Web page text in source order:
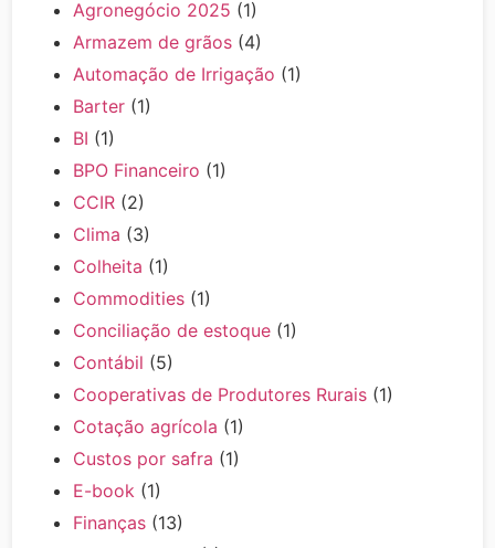
Agronegócio 2025 (1)
Armazem de grãos (4)
Automação de Irrigação (1)
Barter (1)
BI (1)
BPO Financeiro (1)
CCIR (2)
Clima (3)
Colheita (1)
Commodities (1)
Conciliação de estoque (1)
Contábil (5)
Cooperativas de Produtores Rurais (1)
Cotação agrícola (1)
Custos por safra (1)
E-book (1)
Finanças (13)